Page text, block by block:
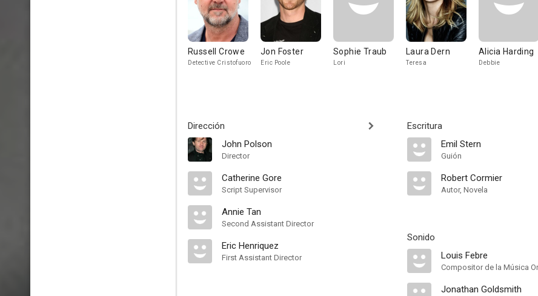
Russell Crowe
Detective Cristofuoro
Jon Foster
Eric Poole
Sophie Traub
Lori
Laura Dern
Teresa
Alicia Harding
Debbie
Dirección
John Polson
Director
Catherine Gore
Script Supervisor
Annie Tan
Second Assistant Director
Eric Henriquez
First Assistant Director
Escritura
Emil Stern
Guión
Robert Cormier
Autor, Novela
Sonido
Louis Febre
Compositor de la Música
Jonathan Goldsmith